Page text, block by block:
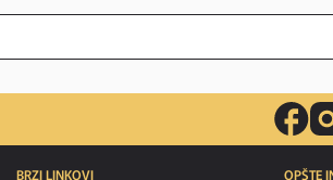
BRZI LINKOVI OPŠTE